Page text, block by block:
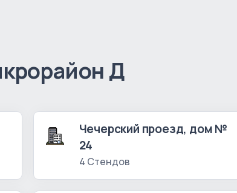
Д
Чечерский проезд, дом №
24
4 Стендов